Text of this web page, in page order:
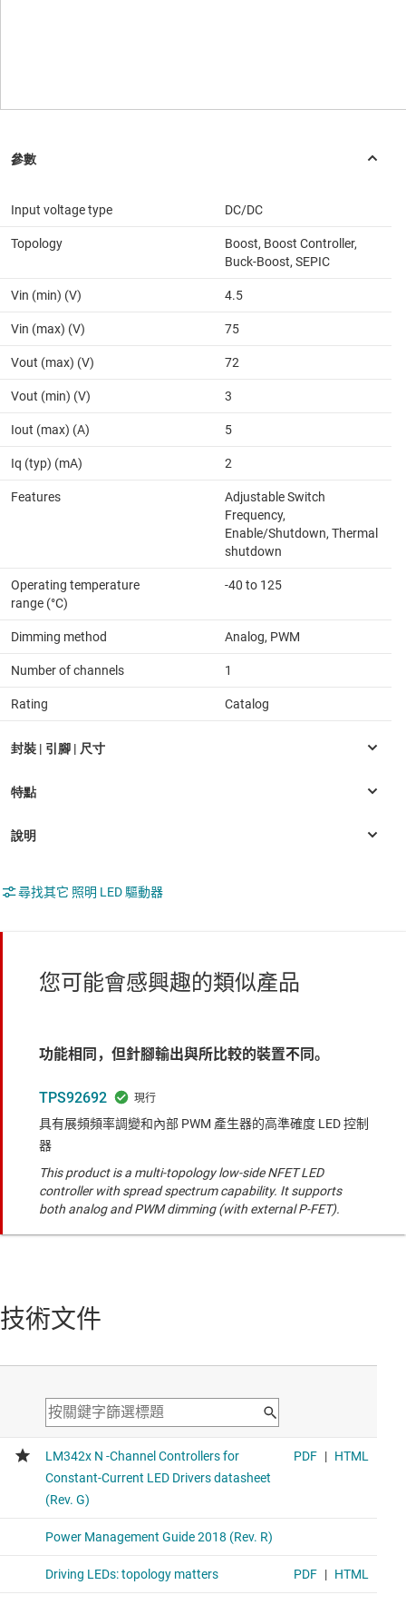
Input voltage type DC/DC
Topology
Boost, Boost Controller,
Buck-Boost, SEPIC
Vin (min) (V) 4.5
Vin (max) (V) 75
Vout (max) (V) 72
Vout (min) (V) 3
Iout (max) (A) 5
Iq (typ) (mA) 2
Features
Adjustable Switch
Frequency,
Enable/Shutdown, Thermal
shutdown
Operating temperature
range (°C)
-40 to 125
Dimming method Analog, PWM
Number of channels 1
Rating Catalog
尋找其它 照明 LED 驅動器
您可能會感興趣的類似產品
功能相同，但針腳輸出與所比較的裝置不同。
TPS92692
具有展頻頻率調變和內部 PWM 產生器的高準確度 LED 控制
器
This product is a multi-topology low-side NFET LED
controller with spread spectrum capability. It supports
both analog and PWM dimming (with external P-FET).
技術文件